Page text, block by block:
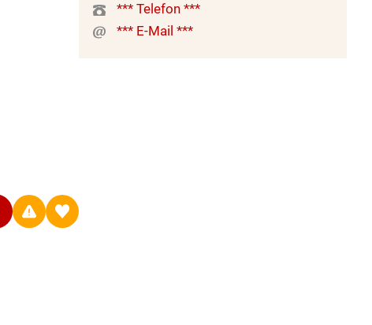
*** Telefon ***
*** E-Mail ***